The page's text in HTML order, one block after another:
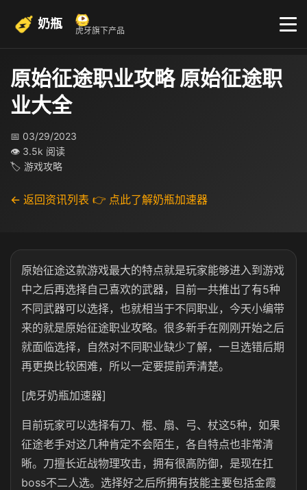
奶瓶 虎牙旗下产品
原始征途职业攻略 原始征途职
业大全
📅 03/29/2023
👁 3.5k 阅读
🏷 游戏攻略
← 返回资讯列表 👉 点此了解奶瓶加速器
原始征途这款游戏最大的特点就是玩家能够进入到游戏
中之后再选择自己喜欢的武器，目前一共推出了有5种
不同武器可以选择，也就相当于不同职业，今天小编带
来的就是原始征途职业攻略。很多新手在刚刚开始之后
就面临选择，自然对不同职业缺少了解，一旦选错后期
再更换比较困难，所以一定要提前弄清楚。
[虎牙奶瓶加速器]
目前玩家可以选择有刀、棍、扇、弓、杖这5种，如果
征途老手对这几种肯定不会陌生，各自特点也非常清
晰。刀擅长近战物理攻击，拥有很高防御，是现在扛
boss不二人选。选择好之后所拥有技能主要包括金霞